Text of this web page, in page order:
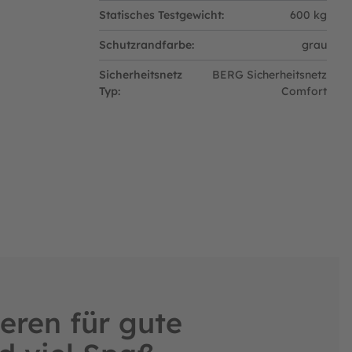
liegt. Der Druchmesser der Grube
der Sicherheit, mit einem dämpfenden
Statisches Testgewicht: 600 kg
Schutzrandfarbe: grau
Sicherheitsnetz
Typ:
BERG Sicherheitsnetz
Comfort
für gute